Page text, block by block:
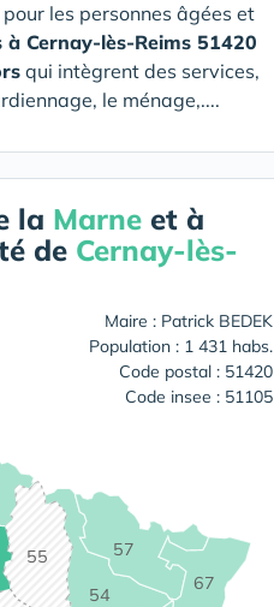
les personnes âgées et
à Cernay-lès-Reims 51420
qui intègrent des services,
le ménage,....
la Marne et à
de Cernay-lès-
Maire : Patrick BEDEK
Population : 1 431 habs.
Code postal : 51420
Code insee : 51105
54
55 57
67